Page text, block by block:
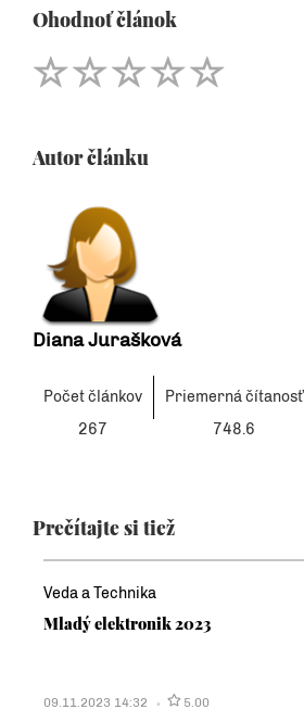
Ohodnoť článok
Autor článku
Diana Jurašková
Počet článkov
Priemerná čítanosť
267
748.6
Prečítajte si tiež
Veda a Technika
Mladý elektronik 2023
09.11.2023 14:32 5.00